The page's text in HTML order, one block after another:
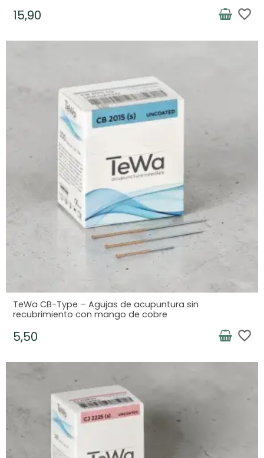
15,90 favorite_border
TeWa CB-Type – Agujas de acupuntura sin
recubrimiento con mango de cobre
5,50 favorite_border